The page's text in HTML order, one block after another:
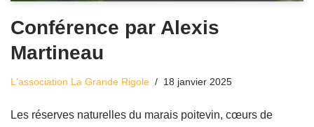
Conférence par Alexis
Martineau
L'association La Grande Rigole 18 janvier 2025
Les réserves naturelles du marais poitevin, cœurs de